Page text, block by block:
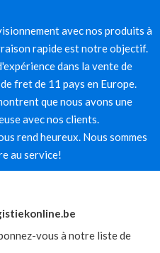
avec nos produits à
rapide est notre objectif.
dans la vente de
fret de 11 pays en Europe.
que nous avons une
avec nos clients.
rend heureux. Nous sommes
au service!
vous à notre liste de